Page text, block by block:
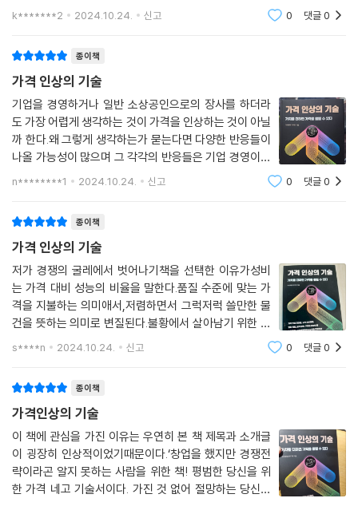
만 팬층이 두터운 탓에 매장은 늘 붐빈다. 그런데 이 곳에
k*******2 2024.10.24. 신고 0 댓글0
종이책
가격 인상의 기술
기업을 경영하거나 일반 소상공인으로의 장사를 하더라
도 가장 어렵게 생각하는 것이 가격을 인상하는 것이 아닐
까 한다.왜 그렇게 생각하는가 묻는다면 다양한 반응들이
나올 가능성이 많으며 그 각각의 반응들은 기업 경영이든
소상공인이든 모두 같은 의미를 지닌 지즈니스 영역의 브
n********1 2024.10.24. 신고 0 댓글0
종이책
가격 인상의 기술
저가 경쟁의 굴레에서 벗어나기책을 선택한 이유가성비
는 가격 대비 성능의 비율을 말한다.품질 수준에 맞는 가
격을 지불하는 의미애서,저렴하면서 그럭저럭 쓸만한 물
건을 뜻하는 의미로 변질된다.불황에서 살아남기 위한 저
가 경쟁은 기업 경쟁력을 약화시킨다.무너지는 자영업자
s****n 2024.10.24. 신고 0 댓글0
종이책
가격인상의 기술
이 책에 관심을 가진 이유는 우연히 본 책 제목과 소개글
이 굉장히 인상적이었기때문이다.‘창업을 했지만 경쟁전
략이라곤 알지 못하는 사람을 위한 책! 평범한 당신을 위
한 가격 네고 기술서이다. 가진 것 없어 절망하는 당신에